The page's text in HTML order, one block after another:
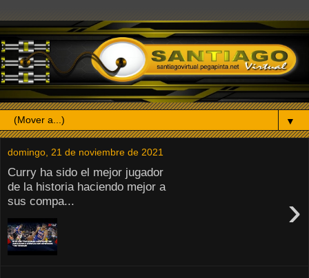
▼
domingo, 21 de noviembre de 2021
Curry ha sido el mejor jugador
de la historia haciendo mejor a
sus compa...
›